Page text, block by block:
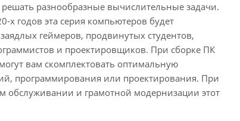
разнообразные вычислительные задачи.
годов эта серия компьютеров будет
геймеров, продвинутых студентов,
и проектировщиков. При сборке ПК
вам скомплектовать оптимальную
программирования или проектирования. При
обслуживании и грамотной модернизации этот